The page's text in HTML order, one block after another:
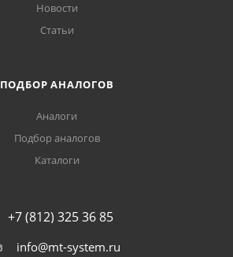
Новости
Статьи
ПОДБОР АНАЛОГОВ
Аналоги
Подбор аналогов
Каталоги
+7 (812) 325 36 85
info@mt-system.ru